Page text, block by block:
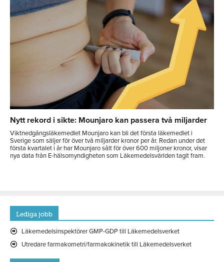
Nytt rekord i sikte: Mounjaro kan passera två miljarder
Viktnedgångsläkemedlet Mounjaro kan bli det första läkemedlet i
Sverige som säljer för över två miljarder kronor per år. Redan under det
första kvartalet i år har Mounjaro sålt för över 600 miljoner kronor, visar
nya data från E-hälsomyndigheten som Läkemedelsvärlden tagit fram.
Lediga jobb
Läkemedelsinspektörer GMP-GDP till Läkemedelsverket
Utredare farmakometri/farmakokinetik till Läkemedelsverket